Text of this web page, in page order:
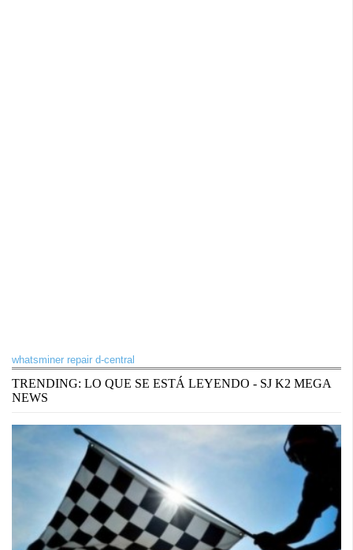
whatsminer repair d-central
TRENDING: LO QUE SE ESTÁ LEYENDO - SJ K2 MEGA
NEWS